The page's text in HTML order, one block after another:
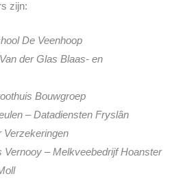
zijn:
De Veenhoop
der Glas Blaas- en
Bouwgroep
– Datadiensten Fryslân
Verzekeringen
Vernooy – Melkveebedrijf Hoanster